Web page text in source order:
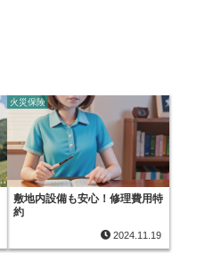
火災保険
敷地内設備も安心！修理費用特
約
2024.11.19